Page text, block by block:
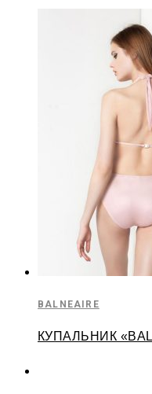
BALNEAIRE
КУПАЛЬНИК